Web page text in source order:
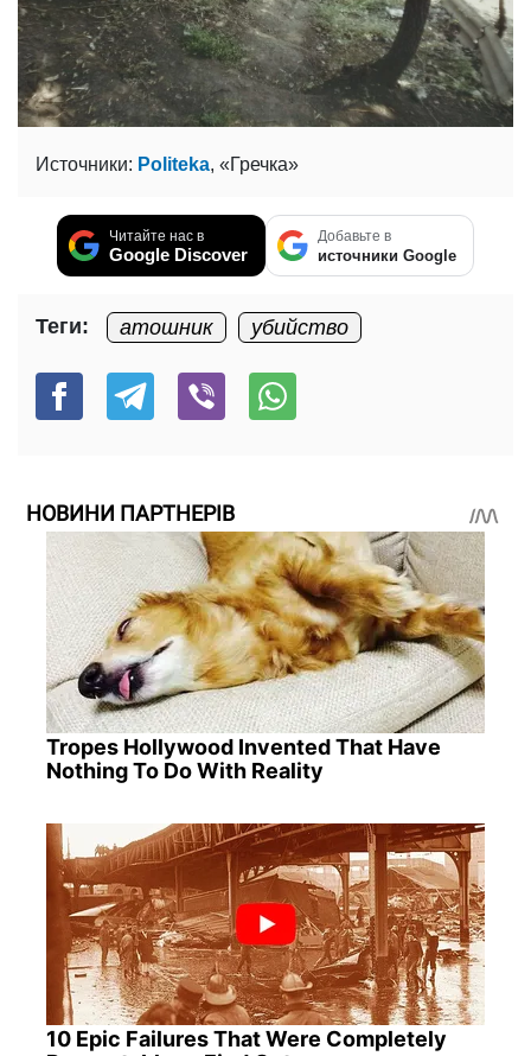
Источники: Politeka, «Гречка»
Читайте нас в
Google Discover
Добавьте в
источники Google
Теги: атошник убийство
НОВИНИ ПАРТНЕРІВ
Tropes Hollywood Invented That Have
Nothing To Do With Reality
10 Epic Failures That Were Completely